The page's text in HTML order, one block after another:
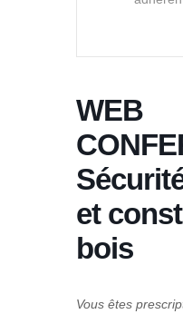
WEB
et
bois
Vous êtes